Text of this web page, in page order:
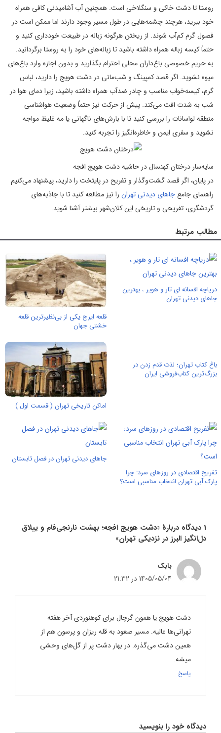
روستا تا دشت خاکی و سنگلاخی است. همچنین آب آشامیدنی کافی همراه
خود ببرید، هرچند چشمه‌هایی در طول مسیر وجود دارند اما ممکن است در
فصول گرم کم‌آب شوند. از ریختن هرگونه زباله در طبیعت خودداری کنید و
حتماً کیسه زباله همراه داشته باشید تا زباله‌های خود را به روستا برگردانید.
به حریم خصوصی باغ‌داران محلی احترام بگذارید و بدون اجازه وارد باغ‌های
میوه نشوید. اگر قصد کمپینگ و شب‌مانی در دشت هویج را دارید، لباس
گرم، کیسه‌خواب مناسب و چادر ضدآب همراه داشته باشید، زیرا دمای هوا در
شب به شدت افت می‌کند. پیش از حرکت نیز حتماً وضعیت هواشناسی
منطقه لواسانات را بررسی کنید تا با بارش‌های ناگهانی یا مه غلیظ مواجه
نشوید و سفری ایمن و خاطره‌انگیز را تجربه کنید.
سایه‌سار درختان کهنسال در حاشیه دشت هویج افجه
در پایان، اگر قصد گشت‌وگذار و تفریح در پایتخت را دارید، پیشنهاد می‌کنیم
راهنمای جامعجاهای دیدنی تهران را نیز مطالعه کنید تا با جاذبه‌های
گردشگری، تفریحی و تاریخی این کلان‌شهر بیشتر آشنا شوید.
مطالب مرتبط
دریاچه افسانه ای تار و هویر ، بهترین
جاهای دیدنی تهران
قلعه ایرج یکی از بی‌نظیرترین قلعه
خشتی جهان
باغ کتاب تهران؛ لذت قدم زدن در
بزرگ‌ترین کتاب‌فروشی ایران
اماکن تاریخی تهران ( قسمت اول )
تفریح اقتصادی در روزهای سرد: چرا
پارک آبی تهران انتخاب مناسبی است؟
جاهای دیدنی تهران در فصل تابستان
1 دیدگاه دربارهٔ «دشت هویج افجه؛ بهشت نارنجی‌فام و ییلاق
دل‌انگیز البرز در نزدیکی تهران»
بابک
1405/05/04 در 21:32
دشت هویج یا همون گرچال برای کوهنوردی آخر هفته
تهرانی‌ها عالیه. مسیر صعود به قله ریزان و پرسون هم از
همین دشت می‌گذره. در بهار دشت پر از گل‌های وحشی
میشه.
پاسخ
دیدگاه خود را بنویسید